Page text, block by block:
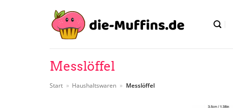
Messlöffel
Start » Haushaltswaren » Messlöffel